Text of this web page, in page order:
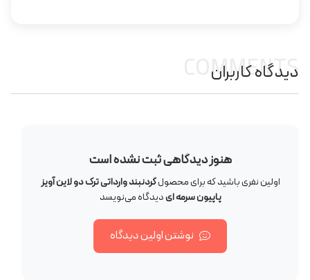
دیدگاه کاربران
COMMENTS
هنوز دیدگاهی ثبت نشده است
اولین نفری باشید که برای محصولگردنبند وارداتی ترک دو لاین آویز
پاپیون سرمه ایدیدگاه می‌نویسد
نوشتن اولین دیدگاه